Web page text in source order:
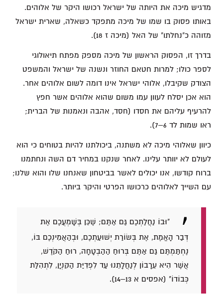
מדגיש מיכה את היותה של ישראל רכושו היקר של אלוהים.
באותו פסוק בו שמו של מיכה מתפקד כשאלה, שארית ישראל
מזוהה כ"נחלתו" של האל (מיכה ז 18).
בדרך זו, הפסוק הראשון של מיכה מספק מפתח תיאולוגי
לספר כולו; למרות חטאם החוזר ונשנה של ישראל והמשפט
הצודק שקיבלו, אלוהי ישראל אינו דומה לשום אלוהים אחר.
הוא אכן יסלח לעוון עמו משום שהוא אלוהים אשר חפץ
להרעיף עליהם את חסדו (חסד, אהבה ונאמנות של הברית;
ראו שמות לד 6–7).
כיוון שאלוהי מיכה לא משתנה, ביכולתנו להיות בטוחים כי הוא
לעולם לא יוותר עלינו. לאחר שנקנו במחיר דם השה ונחתמנו ​​
ברוח קודשו, אנו יכולים לאשר בביטחון שאנחנו שלו והוא שלנו;
עם השייך לאלוהים כרכושו הפרטי והיקר ביותר.
"וּבוֹ נַחֲלַתְכֶם גַּם אַתֶּם; שֶׁכֵּן בְּשָׁמְעֲכֶם אֶת
דְּבַר הָאֱמֶת, אֶת בְּשׂוֹרַת יְשׁוּעַתְכֶם, וּבְהַאֲמִינְכֶם בּוֹ,
נֶחְתַּמְתֶּם גַּם אַתֶּם בְּרוּחַ הַהַבְטָחָה, רוּחַ הַקֹּדֶשׁ,
אֲשֶׁר הִיא עֵרָבוֹן לְנַחֲלָתֵנוּ עַד לִפְדִיַּת הַקִּנְיָן, לִתְהִלַּת
כְּבוֹדוֹ" (אפסים א 13–14).